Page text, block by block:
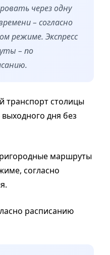
через одну
– согласно
режиме. Экспресс
– по
транспорт столицы
дня без
маршруты
согласно
расписанию